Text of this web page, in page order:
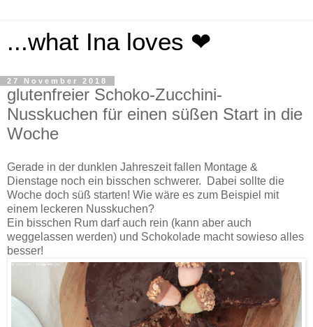
...what Ina loves ❤
27 November 2018
glutenfreier Schoko-Zucchini-
Nusskuchen für einen süßen Start in die
Woche
Gerade in der dunklen Jahreszeit fallen Montage &
Dienstage noch ein bisschen schwerer. Dabei sollte die
Woche doch süß starten! Wie wäre es zum Beispiel mit
einem leckeren Nusskuchen?
Ein bisschen Rum darf auch rein (kann aber auch
weggelassen werden) und Schokolade macht sowieso alles
besser!